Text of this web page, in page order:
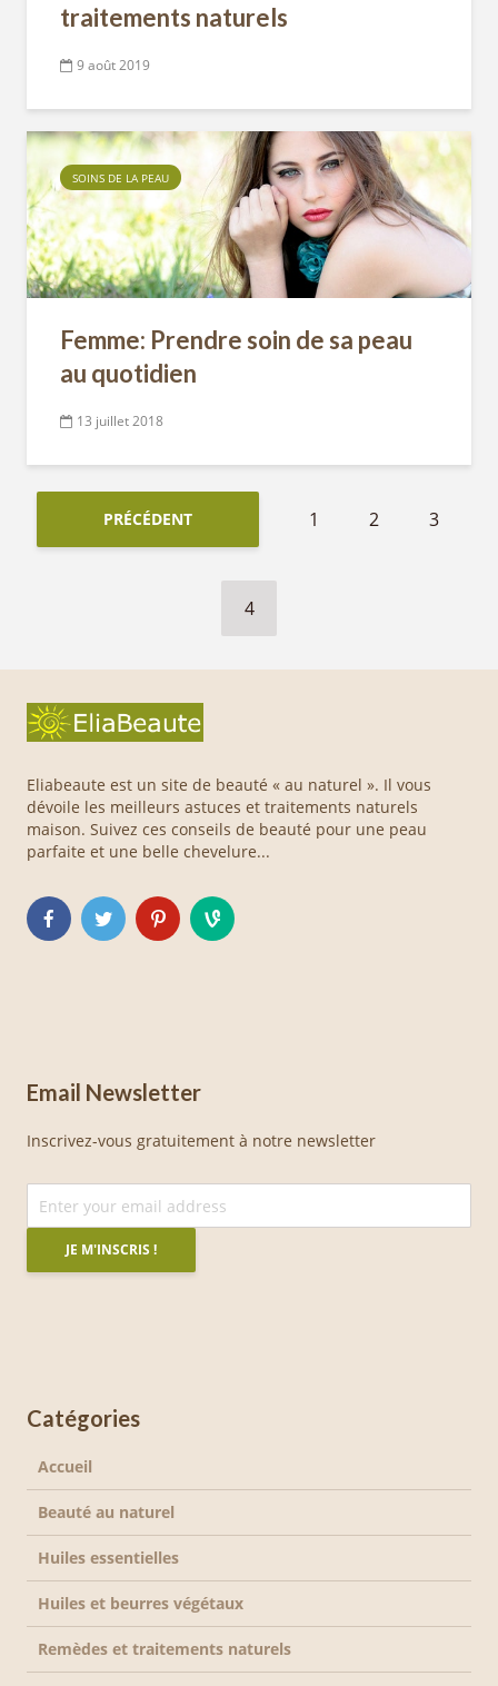
traitements naturels
9 août 2019
SOINS DE LA PEAU
Femme: Prendre soin de sa peau
au quotidien
13 juillet 2018
PRÉCÉDENT 1 2 3
4
Eliabeaute est un site de beauté « au naturel ». Il vous
dévoile les meilleurs astuces et traitements naturels
maison. Suivez ces conseils de beauté pour une peau
parfaite et une belle chevelure...
Email Newsletter
Inscrivez-vous gratuitement à notre newsletter
Catégories
Accueil
Beauté au naturel
Huiles essentielles
Huiles et beurres végétaux
Remèdes et traitements naturels